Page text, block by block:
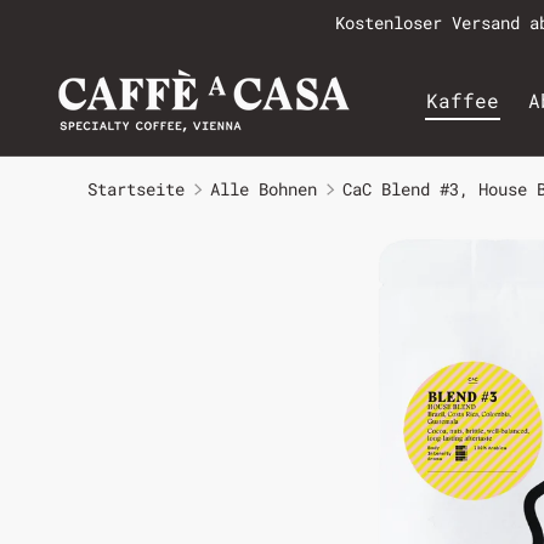
Kostenloser
Kaffee
Startseite Alle Bohnen CaC Blend #3, House